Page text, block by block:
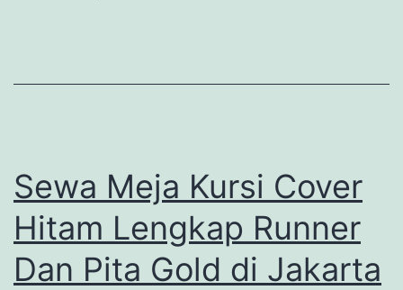
Sewa Meja Kursi Cover
Hitam Lengkap Runner
Dan Pita Gold di Jakarta